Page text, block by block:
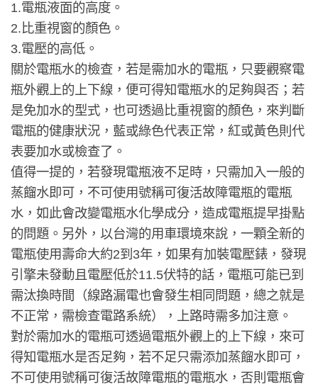
1.電瓶液面的高度。
2.比重視窗的顏色。
3.電壓的高低。
關於電瓶水的檢查，若是需加水的電瓶，只要觀察電
瓶外觀上的上下線，便可得知電瓶水的足夠與否；若
是免加水的型式，也可透過比重視窗的顏色，來判斷
電瓶的健康狀況，藍或綠色代表正常，紅或黃色則代
表要加水或檢查了。
值得一提的，若發現電瓶液不足時，只需加入一般的
蒸餾水即可，不可使用號稱可復活故障電瓶的電瓶
水，如此會改變電瓶水化學成分，造成電瓶提早掛點
的問題。另外，以台灣的用車環境來說，一顆全新的
電瓶使用壽命大約2到3年，如果有加裝電壓錶，發現
引擎未發動且電壓低於11.5伏特的話，電瓶可能已到
需汰換時間（線路漏電也會發生相同問題，總之就是
不正常，需檢查電路系統），上路時需多加注意。
對於需加水的電瓶可透過電瓶外觀上的上下線，來可
得知電瓶水是否足夠，若不足只需添加蒸餾水即可，
不可使用號稱可復活故障電瓶的電瓶水，否則電瓶會